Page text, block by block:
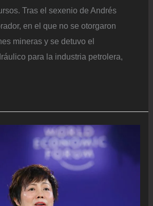
Tras el sexenio de Andrés
en el que no se otorgaron
mineras y se detuvo el
para la industria petrolera,